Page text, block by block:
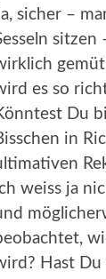
sicher –
es so
Du
in
weiss ja
Hast Du